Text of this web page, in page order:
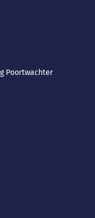
Poortwachter